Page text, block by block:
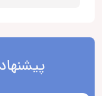
پیشنهاد